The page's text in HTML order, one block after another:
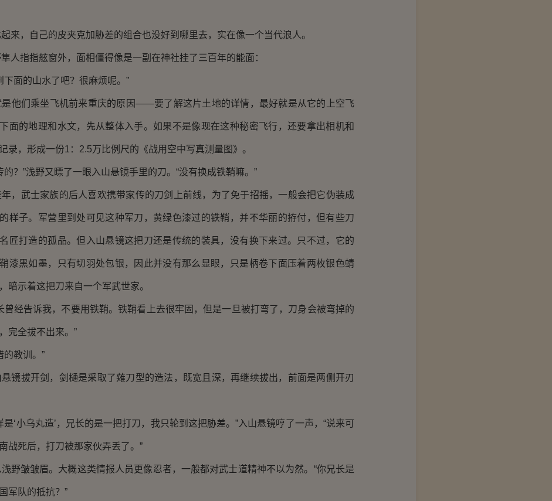
，自己的皮夹克加胁差的组合也没好到哪里去，实在像一个当代浪人。
指指舷窗外，面相僵得像是一副在神社挂了三百年的能面：
的山水了吧？很麻烦呢。”
们乘坐飞机前来重庆的原因——要了解这片土地的详情，最好就是从它的上空飞
面的地理和水文，先从整体入手。如果不是像现在这种秘密飞行，还要拿出相机和
录，形成一份1：2.5万比例尺的《战用空中写真测量图》。
”浅野又瞟了一眼入山悬镜手里的刀。“没有换成铁鞘嘛。”
武士家族的后人喜欢携带家传的刀剑上前线，为了免于招摇，一般会把它伪装成
样子。军营里到处可见这种军刀，黄绿色漆过的铁鞘，并不华丽的拵付，但有些刀
匠打造的孤品。但入山悬镜这把刀还是传统的装具，没有换下来过。只不过，它的
漆黑如墨，只有切羽处包银，因此并没有那么显眼，只是柄卷下面压着两枚银色蜻
暗示着这把刀来自一个军武世家。
告诉我，不要用铁鞘。铁鞘看上去很牢固，但是一旦被打弯了，刀身会被弯掉的
完全拔不出来。”
教训。”
拔开剑，剑樋是采取了薙刀型的造法，既宽且深，再继续拔出，前面是两侧开刃
小乌丸造’，兄长的是一把打刀，我只轮到这把胁差。”入山悬镜哼了一声，“说来可
战死后，打刀被那家伙弄丢了。”
皱皱眉。大概这类情报人员更像忍者，一般都对武士道精神不以为然。“你兄长是
军队的抵抗？”